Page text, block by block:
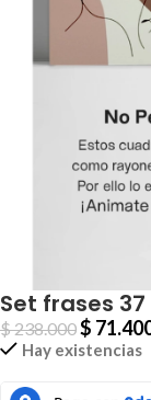
Set frases 37
$238.000$
Hay existencias